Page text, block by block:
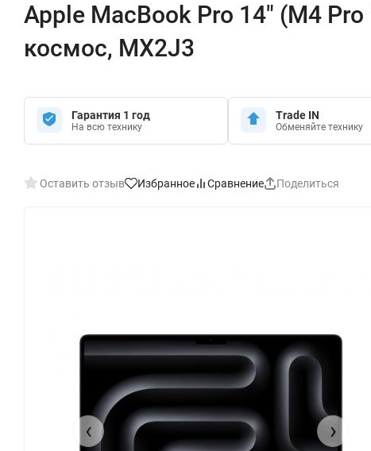
Apple MacBook Pro 14" (M4
космос, MX2J3
Гарантия 1 год
На всю технику
Trade IN
Обменяйте технику
Оставить отзыв Избранное Сравнение Поделиться
‹ ›